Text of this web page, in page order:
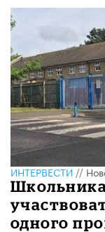
ИНТЕРВЕСТИ//
одного